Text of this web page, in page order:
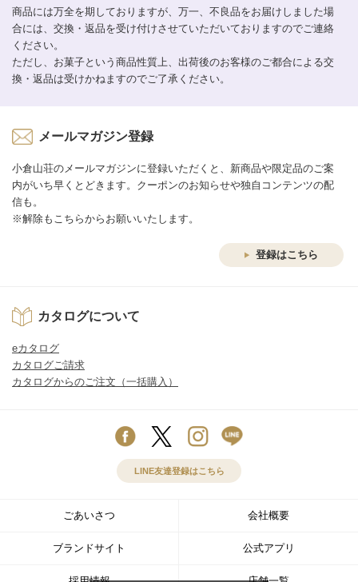
商品には万全を期しておりますが、万一、不良品をお届けしました場
合には、交換・返品を受け付けさせていただいておりますのでご連絡
ください。
ただし、お菓子という商品性質上、出荷後のお客様のご都合による交
換・返品は受けかねますのでご了承ください。
メールマガジン登録
小倉山荘のメールマガジンに登録いただくと、新商品や限定品のご案
内がいち早くとどきます。クーポンのお知らせや独自コンテンツの配
信も。
※解除もこちらからお願いいたします。
登録はこちら
カタログについて
eカタログ
カタログご請求
カタログからのご注文（一括購入）
LINE友達登録はこちら
ごあいさつ 会社概要
ブランドサイト 公式アプリ